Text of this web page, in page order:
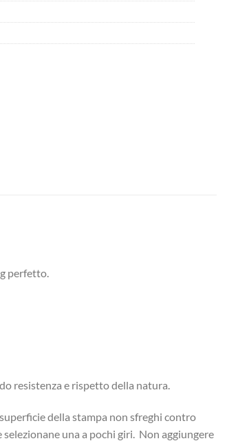
perfetto.
resistenza e rispetto della natura.
della stampa non sfreghi contro
una a pochi giri. Non aggiungere